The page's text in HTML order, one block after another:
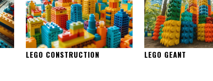
LEGO CONSTRUCTION LEGO GEANT